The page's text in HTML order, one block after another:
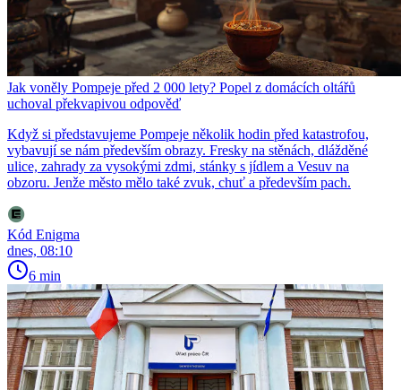
Jak voněly Pompeje před 2 000 lety? Popel z domácích oltářů
uchoval překvapivou odpověď
Když si představujeme Pompeje několik hodin před katastrofou,
vybavují se nám především obrazy. Fresky na stěnách, dlážděné
ulice, zahrady za vysokými zdmi, stánky s jídlem a Vesuv na
obzoru. Jenže město mělo také zvuk, chuť a především pach.
Kód Enigma
dnes, 08:10
6 min